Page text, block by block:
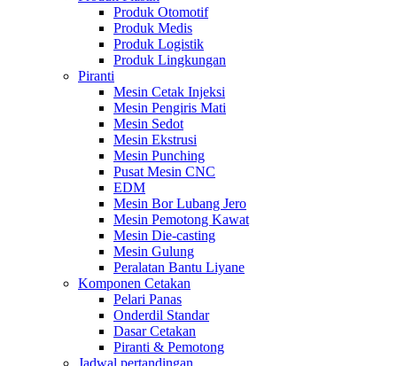
Produk Otomotif
Produk Medis
Produk Logistik
Produk Lingkungan
Piranti
Mesin Cetak Injeksi
Mesin Pengiris Mati
Mesin Sedot
Mesin Ekstrusi
Mesin Punching
Pusat Mesin CNC
EDM
Mesin Bor Lubang Jero
Mesin Pemotong Kawat
Mesin Die-casting
Mesin Gulung
Peralatan Bantu Liyane
Komponen Cetakan
Pelari Panas
Onderdil Standar
Dasar Cetakan
Piranti & Pemotong
Jadwal pertandingan